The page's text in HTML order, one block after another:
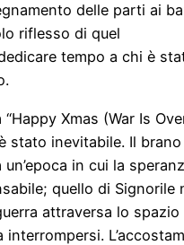
delle parti ai
riflesso di quel
tempo a chi è
Xmas (War Is
stato inevitabile. Il brano
in cui la
quello di Signorile
attraversa lo spazio